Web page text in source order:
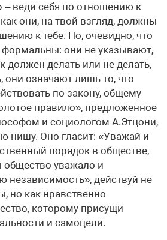
– веди себя по отношению к
они, на твой взгляд, должны
к тебе. Но, очевидно, что
формальны: они не указывают,
должен делать или не делать,
они означают лишь то, что
по закону, общему
правило», предложенное
и социологом А.Этцони,
нишу. Оно гласит: «Уважай и
порядок в обществе,
общество уважало и
независимость», действуй не
но как нравственно
которому присущи
и самоцели.